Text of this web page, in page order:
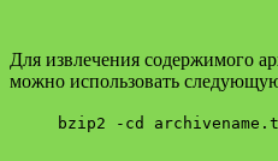
Для извлечения содержимого
можно использовать
bzip2 -cd